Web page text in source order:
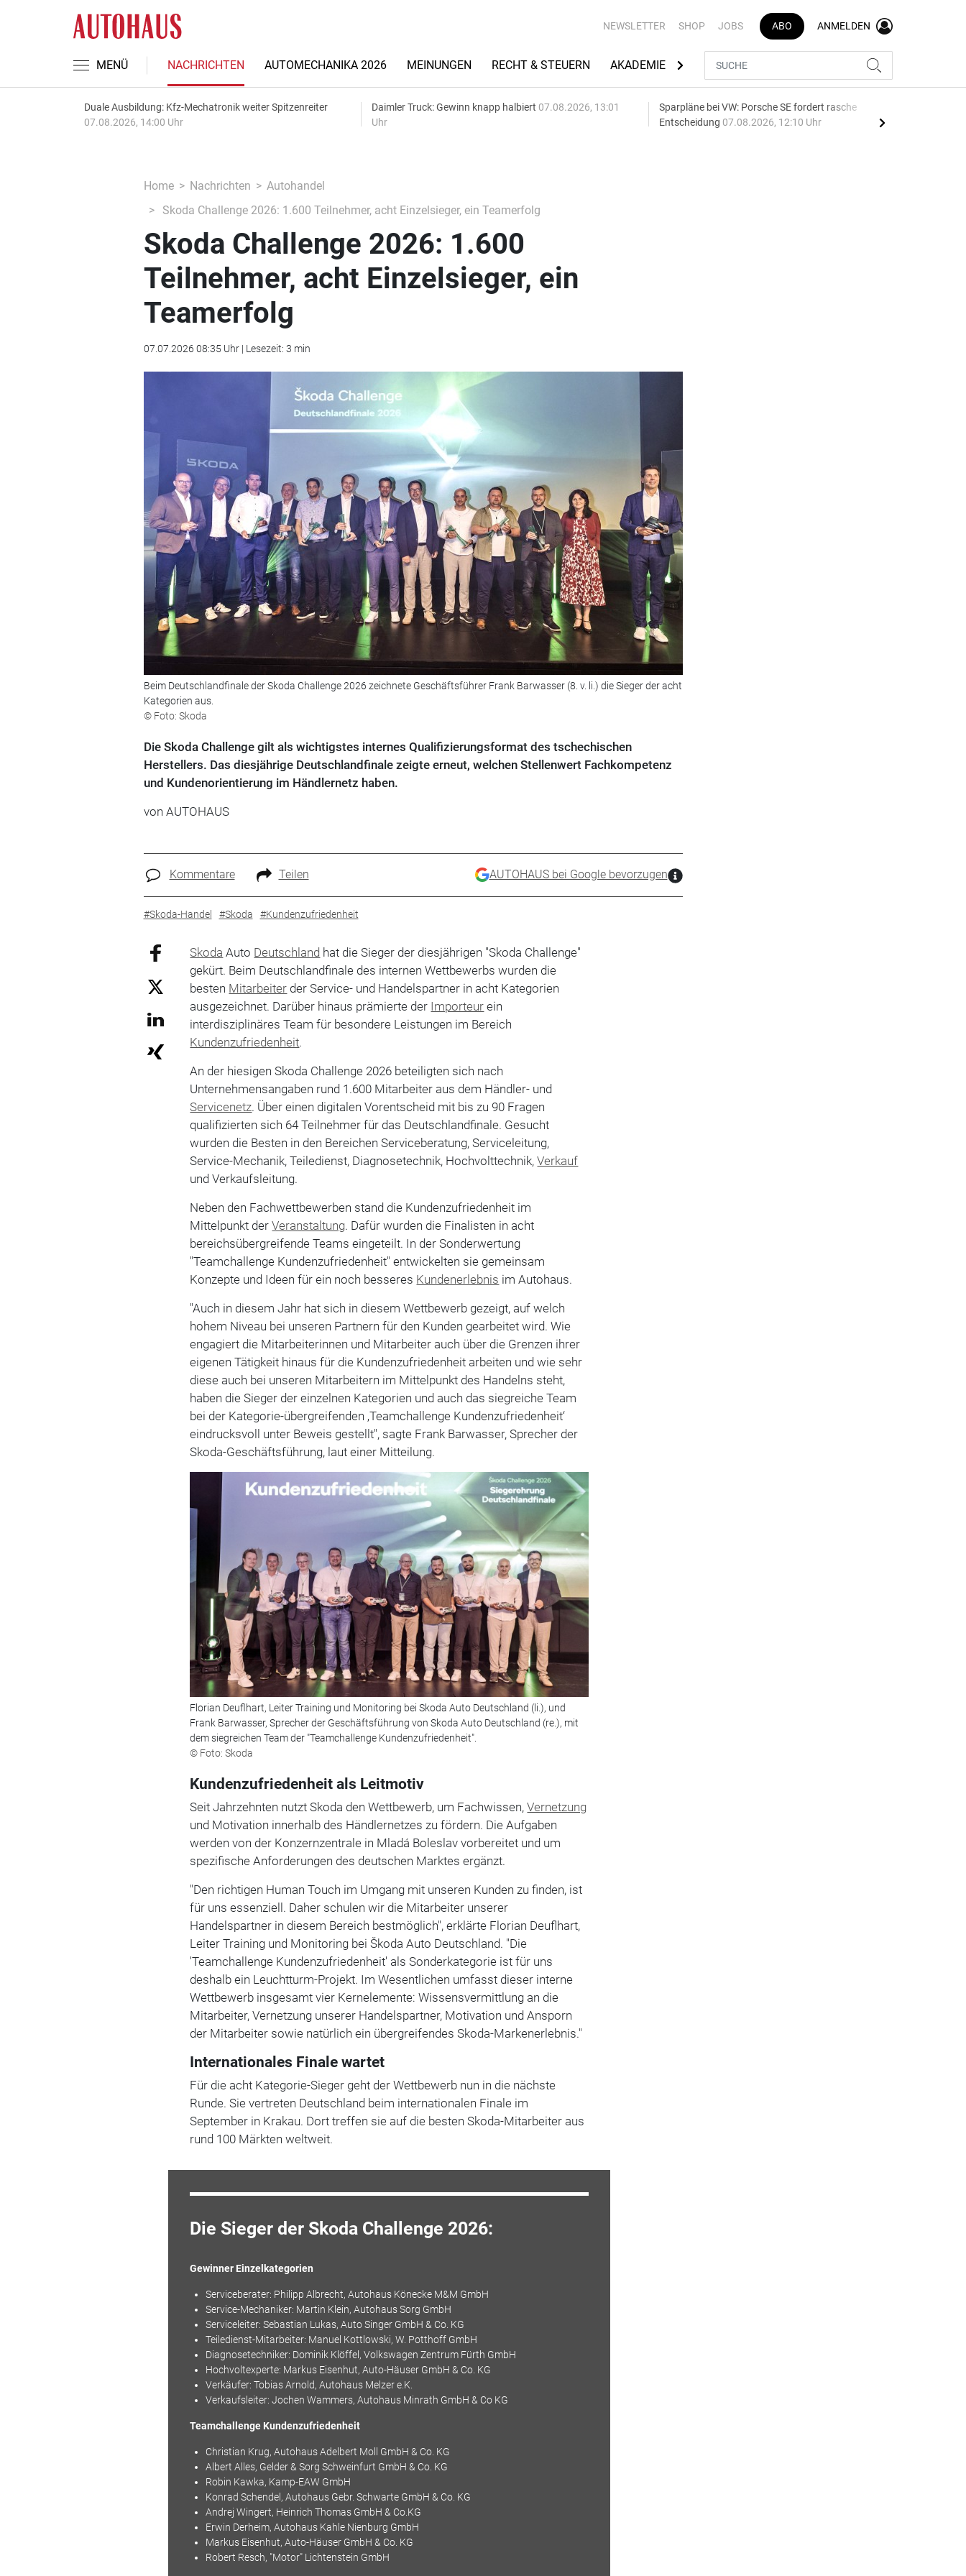
NEWSLETTER SHOP JOBS ABO ANMELDEN
MENÜ NACHRICHTEN AUTOMECHANIKA 2026 MEINUNGEN RECHT & STEUERN AKADEMIE AUTOMARKEN
Duale Ausbildung: Kfz-Mechatronik weiter Spitzenreiter
07.08.2026, 14:00 Uhr
Daimler Truck: Gewinn knapp halbiert 07.08.2026, 13:01
Uhr
Sparpläne bei VW: Porsche SE fordert rasche
Entscheidung 07.08.2026, 12:10 Uhr
Home Nachrichten
Autohandel
Skoda Challenge 2026: 1.600 Teilnehmer, acht Einzelsieger, ein Teamerfolg
Skoda Challenge 2026: 1.600
Teilnehmer, acht Einzelsieger, ein
Teamerfolg
07.07.2026 08:35 Uhr | Lesezeit: 3 min
Beim Deutschlandfinale der Skoda Challenge 2026 zeichnete Geschäftsführer Frank Barwasser (8. v. li.) die Sieger der acht
Kategorien aus.
© Foto: Skoda
Die Skoda Challenge gilt als wichtigstes internes Qualifizierungsformat des tschechischen
Herstellers. Das diesjährige Deutschlandfinale zeigte erneut, welchen Stellenwert Fachkompetenz
und Kundenorientierung im Händlernetz haben.
von AUTOHAUS
Kommentare Teilen AUTOHAUS bei Google bevorzugen
#Skoda-Handel #Skoda #Kundenzufriedenheit
Skoda Auto Deutschland hat die Sieger der diesjährigen "Skoda Challenge"
gekürt. Beim Deutschlandfinale des internen Wettbewerbs wurden die
besten Mitarbeiter der Service- und Handelspartner in acht Kategorien
ausgezeichnet. Darüber hinaus prämierte der Importeur ein
interdisziplinäres Team für besondere Leistungen im Bereich
Kundenzufriedenheit.
An der hiesigen Skoda Challenge 2026 beteiligten sich nach
Unternehmensangaben rund 1.600 Mitarbeiter aus dem Händler- und
Servicenetz. Über einen digitalen Vorentscheid mit bis zu 90 Fragen
qualifizierten sich 64 Teilnehmer für das Deutschlandfinale. Gesucht
wurden die Besten in den Bereichen Serviceberatung, Serviceleitung,
Service-Mechanik, Teiledienst, Diagnosetechnik, Hochvolttechnik,Verkauf
und Verkaufsleitung.
Neben den Fachwettbewerben stand die Kundenzufriedenheit im
Mittelpunkt derVeranstaltung. Dafür wurden die Finalisten in acht
bereichsübergreifende Teams eingeteilt. In der Sonderwertung
"Teamchallenge Kundenzufriedenheit" entwickelten sie gemeinsam
Konzepte und Ideen für ein noch besseres Kundenerlebnis im Autohaus.
"Auch in diesem Jahr hat sich in diesem Wettbewerb gezeigt, auf welch
hohem Niveau bei unseren Partnern für den Kunden gearbeitet wird. Wie
engagiert die Mitarbeiterinnen und Mitarbeiter auch über die Grenzen ihrer
eigenen Tätigkeit hinaus für die Kundenzufriedenheit arbeiten und wie sehr
diese auch bei unseren Mitarbeitern im Mittelpunkt des Handelns steht,
haben die Sieger der einzelnen Kategorien und auch das siegreiche Team
bei der Kategorie-übergreifenden ‚Teamchallenge Kundenzufriedenheit‘
eindrucksvoll unter Beweis gestellt", sagte Frank Barwasser, Sprecher der
Skoda-Geschäftsführung, laut einer Mitteilung.
Florian Deuflhart, Leiter Training und Monitoring bei Skoda Auto Deutschland (li.), und
Frank Barwasser, Sprecher der Geschäftsführung von Skoda Auto Deutschland (re.), mit
dem siegreichen Team der "Teamchallenge Kundenzufriedenheit".
© Foto: Skoda
Kundenzufriedenheit als Leitmotiv
Seit Jahrzehnten nutzt Skoda den Wettbewerb, um Fachwissen,Vernetzung
und Motivation innerhalb des Händlernetzes zu fördern. Die Aufgaben
werden von der Konzernzentrale in Mladá Boleslav vorbereitet und um
spezifische Anforderungen des deutschen Marktes ergänzt.
"Den richtigen Human Touch im Umgang mit unseren Kunden zu finden, ist
für uns essenziell. Daher schulen wir die Mitarbeiter unserer
Handelspartner in diesem Bereich bestmöglich", erklärte Florian Deuflhart,
Leiter Training und Monitoring bei Škoda Auto Deutschland. "Die
'Teamchallenge Kundenzufriedenheit' als Sonderkategorie ist für uns
deshalb ein Leuchtturm-Projekt. Im Wesentlichen umfasst dieser interne
Wettbewerb insgesamt vier Kernelemente: Wissensvermittlung an die
Mitarbeiter, Vernetzung unserer Handelspartner, Motivation und Ansporn
der Mitarbeiter sowie natürlich ein übergreifendes Skoda-Markenerlebnis."
Internationales Finale wartet
Für die acht Kategorie-Sieger geht der Wettbewerb nun in die nächste
Runde. Sie vertreten Deutschland beim internationalen Finale im
September in Krakau. Dort treffen sie auf die besten Skoda-Mitarbeiter aus
rund 100 Märkten weltweit.
Die Sieger der Skoda Challenge 2026:
Gewinner Einzelkategorien
Serviceberater: Philipp Albrecht, Autohaus Könecke M&M GmbH
Service-Mechaniker: Martin Klein, Autohaus Sorg GmbH
Serviceleiter: Sebastian Lukas, Auto Singer GmbH & Co. KG
Teiledienst-Mitarbeiter: Manuel Kottlowski, W. Potthoff GmbH
Diagnosetechniker: Dominik Klöffel, Volkswagen Zentrum Fürth GmbH
Hochvoltexperte: Markus Eisenhut, Auto-Häuser GmbH & Co. KG
Verkäufer: Tobias Arnold, Autohaus Melzer e.K.
Verkaufsleiter: Jochen Wammers, Autohaus Minrath GmbH & Co KG
Teamchallenge Kundenzufriedenheit
Christian Krug, Autohaus Adelbert Moll GmbH & Co. KG
Albert Alles, Gelder & Sorg Schweinfurt GmbH & Co. KG
Robin Kawka, Kamp-EAW GmbH
Konrad Schendel, Autohaus Gebr. Schwarte GmbH & Co. KG
Andrej Wingert, Heinrich Thomas GmbH & Co.KG
Erwin Derheim, Autohaus Kahle Nienburg GmbH
Markus Eisenhut, Auto-Häuser GmbH & Co. KG
Robert Resch, "Motor" Lichtenstein GmbH